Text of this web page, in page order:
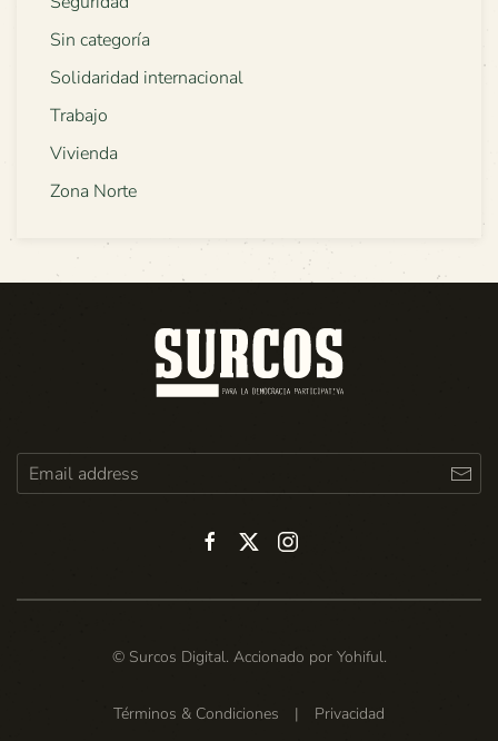
Sin categoría
Solidaridad internacional
Trabajo
Vivienda
Zona Norte
© Surcos Digital. Accionado por Yohiful.
Términos & Condiciones | Privacidad